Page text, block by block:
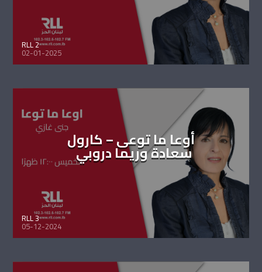
RLL 2
02-01-2025
أوعا ما توعى – كارول
سعادة وريما دروبي
RLL 3
05-12-2024